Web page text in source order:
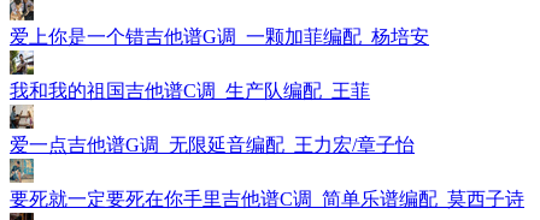
爱上你是一个错吉他谱G调_一颗加菲编配_杨培安
我和我的祖国吉他谱C调_生产队编配_王菲
爱一点吉他谱G调_无限延音编配_王力宏/章子怡
要死就一定要死在你手里吉他谱C调_简单乐谱编配_莫西子诗